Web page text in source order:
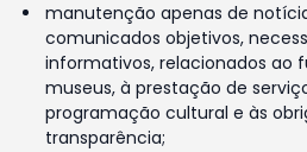
manutenção apenas de
comunicados objetivos,
informativos, relacionados ao
museus, à prestação de
programação cultural e às
transparência;